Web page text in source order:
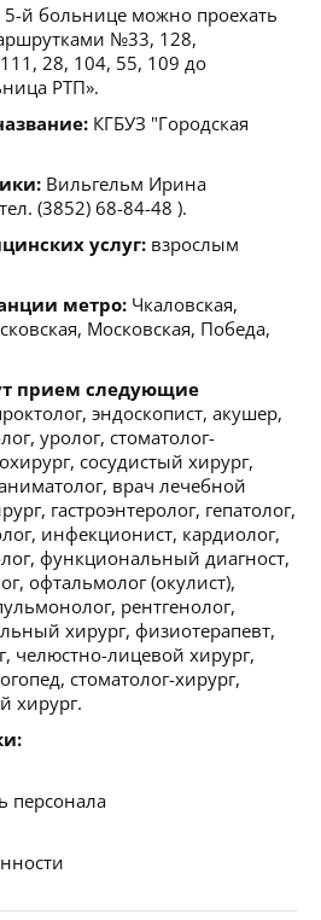
5-й больнице можно проехать
№33, 128,
28, 104, 55, 109 до
РТП».
КГБУЗ "Городская
Вильгельм Ирина
(3852) 68-84-48 ).
услуг: взрослым
метро: Чкаловская,
Московская, Победа,
прием следующие
эндоскопист, акушер,
уролог, стоматолог-
сосудистый хирург,
врач лечебной
гастроэнтеролог, гепатолог,
инфекционист, кардиолог,
функциональный диагност,
офтальмолог (окулист),
рентгенолог,
хирург, физиотерапевт,
челюстно-лицевой хирург,
стоматолог-хирург,
хирург.
персонала